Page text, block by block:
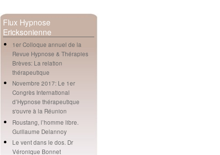
Flux Hypnose
Ericksonienne
1er Colloque annuel de la
Revue Hypnose & Thérapies
Brèves: La relation
thérapeutique
Novembre 2017: Le 1er
Congrès International
d’Hypnose thérapeutique
s'ouvre à la Réunion
Roustang, l’homme libre.
Guillaume Delannoy
Le vent dans le dos. Dr
Véronique Bonnet